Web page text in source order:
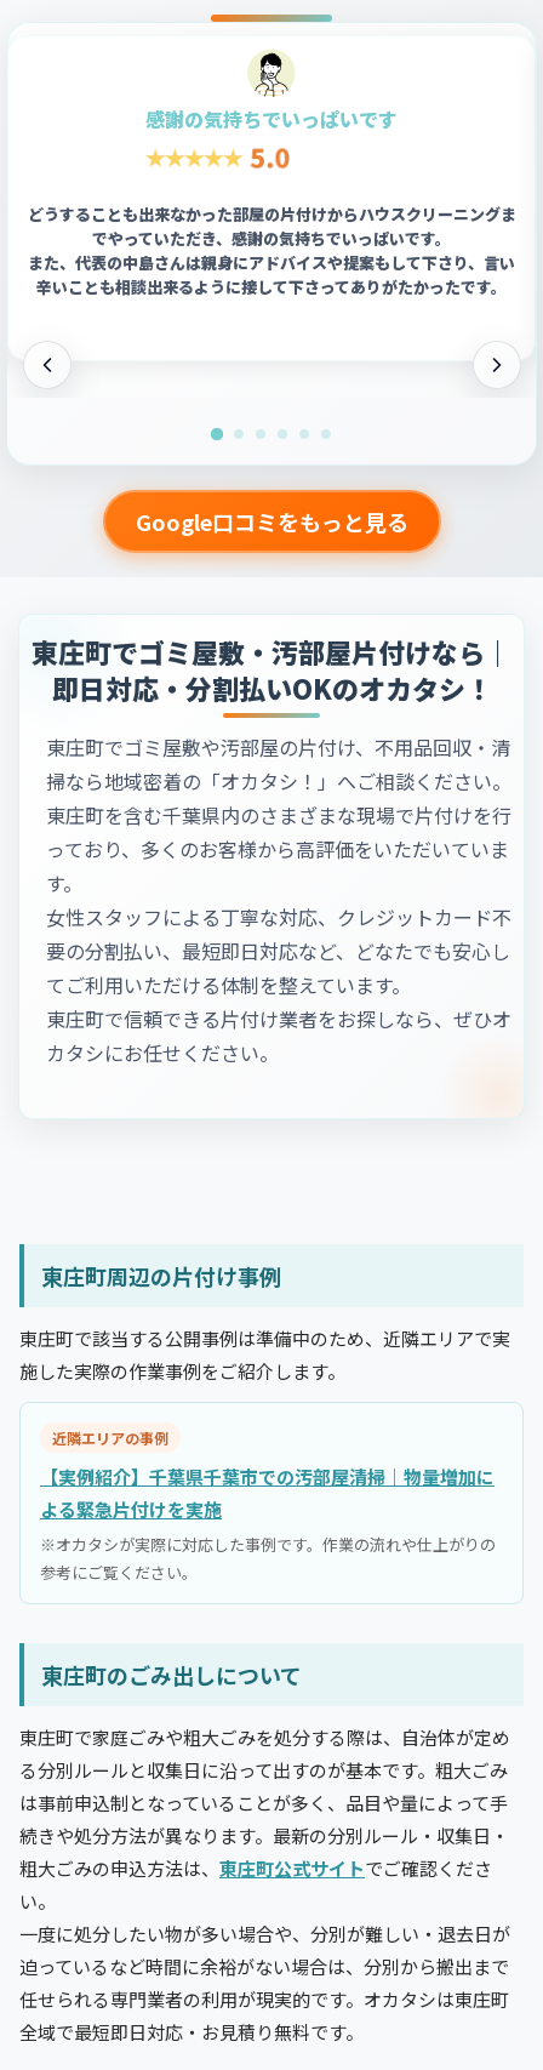
感謝の気持ちでいっぱいです
どうすることも出来なかった部屋の片付けからハウスクリーニングま
でやっていただき、感謝の気持ちでいっぱいです。
また、代表の中島さんは親身にアドバイスや提案もして下さり、言い
辛いことも相談出来るように接して下さってありがたかったです。
Google口コミをもっと見る
東庄町でゴミ屋敷・汚部屋片付けなら｜
即日対応・分割払いOKのオカタシ！
東庄町でゴミ屋敷や汚部屋の片付け、不用品回収・清
掃なら地域密着の「オカタシ！」へご相談ください。
東庄町を含む千葉県内のさまざまな現場で片付けを行
っており、多くのお客様から高評価をいただいていま
す。
女性スタッフによる丁寧な対応、クレジットカード不
要の分割払い、最短即日対応など、どなたでも安心し
てご利用いただける体制を整えています。
東庄町で信頼できる片付け業者をお探しなら、ぜひオ
カタシにお任せください。
東庄町周辺の片付け事例
東庄町で該当する公開事例は準備中のため、近隣エリアで実
施した実際の作業事例をご紹介します。
近隣エリアの事例
【実例紹介】千葉県千葉市での汚部屋清掃｜物量増加に
よる緊急片付けを実施
※オカタシが実際に対応した事例です。作業の流れや仕上がりの
参考にご覧ください。
東庄町のごみ出しについて
東庄町で家庭ごみや粗大ごみを処分する際は、自治体が定め
る分別ルールと収集日に沿って出すのが基本です。粗大ごみ
は事前申込制となっていることが多く、品目や量によって手
続きや処分方法が異なります。最新の分別ルール・収集日・
粗大ごみの申込方法は、 東庄町公式サイトでご確認くださ
い。
一度に処分したい物が多い場合や、分別が難しい・退去日が
迫っているなど時間に余裕がない場合は、分別から搬出まで
任せられる専門業者の利用が現実的です。オカタシは東庄町
全域で最短即日対応・お見積り無料です。